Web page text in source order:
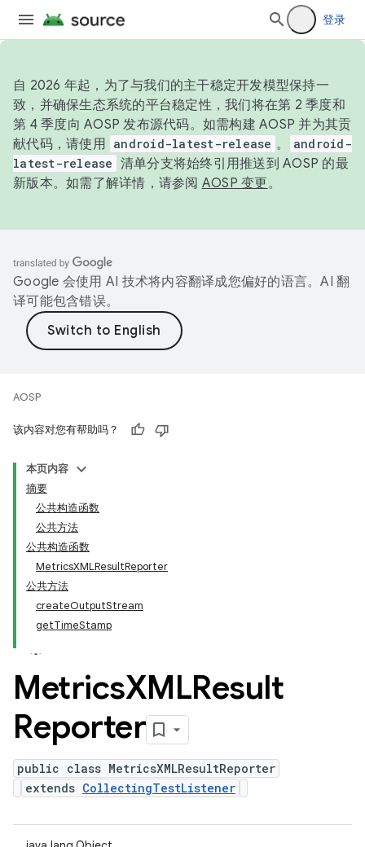
登录
自 2026 年起，为了与我们的主干稳定开发模型保持一
致，并确保生态系统的平台稳定性，我们将在第 2 季度和
第 4 季度向 AOSP 发布源代码。如需构建 AOSP 并为其贡
献代码，请使用 android-latest-release 。
android-
latest-release 清单分支将始终引用推送到 AOSP 的最
新版本。如需了解详情，请参阅 AOSP 变更。
Google 会使用 AI 技术将内容翻译成您偏好的语言。AI 翻
译可能包含错误。
AOSP
该内容对您有帮助吗？
本页内容
摘要
公共构造函数
公共方法
公共构造函数
MetricsXMLResultReporter
公共方法
createOutputStream
getTimeStamp
MetricsXMLResult
Reporter
public class MetricsXMLResultReporter
extends CollectingTestListener